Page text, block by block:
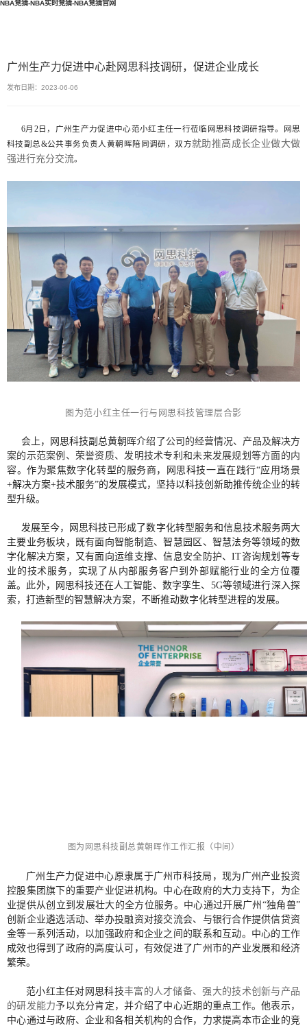
NBA竞猜-NBA实时竞猜-NBA竞猜官网
广州生产力促进中心赴网思科技调研，促进企业成长
发布日期：2023-06-06
6月2日，广州生产力促进中心范小红主任一行莅临网思科技调研指导。网思
科技副总&公共事务负责人黄朝晖陪同调研，双方就助推高成长企业做大做
强进行充分交流。
图为范小红主任一行与网思科技管理层合影
会上， 网思科技副总黄朝晖介绍了公司的经营情况、产品及解决方
案的示范案例、荣誉资质、发明技术专利和未来发展规划等方面的内
容。作为聚焦数字化转型的服务商，网思科技一直在践行“应用场景
+解决方案+技术服务”的发展模式，坚持以科技创新助推传统企业的转
型升级。
发展至今，网思科技已形成了数字化转型服务和信息技术服务两大
主要业务板块，既有面向智能制造、智慧园区、智慧法务等领域的数
字化解决方案，又有面向运维支撑、信息安全防护、IT咨询规划等专
业的技术服务，实现了从内部服务客户到外部赋能行业的全方位覆
盖。此外，网思科技还在人工智能、数字孪生、5G等领域进行深入探
索，打造新型的智慧解决方案，不断推动数字化转型进程的发展。
图为网思科技副总黄朝晖作工作汇报（中间）
广州生产力促进中心原隶属于广州市科技局，现为广州产业投资
控股集团旗下的重要产业促进机构。中心在政府的大力支持下，为企
业提供从创立到发展壮大的全方位服务。中心通过开展广州“独角兽”
创新企业遴选活动、举办投融资对接交流会、与银行合作提供信贷资
金等一系列活动，以加强政府和企业之间的联系和互动。中心的工作
成效也得到了政府的高度认可，有效促进了广州市的产业发展和经济
繁荣。
范小红主任对网思科技丰富的人才储备、强大的技术创新与产品
的研发能力予以充分肯定，并介绍了中心近期的重点工作。他表示，
中心通过与政府、企业和各相关机构的合作，力求提高本市企业的竞